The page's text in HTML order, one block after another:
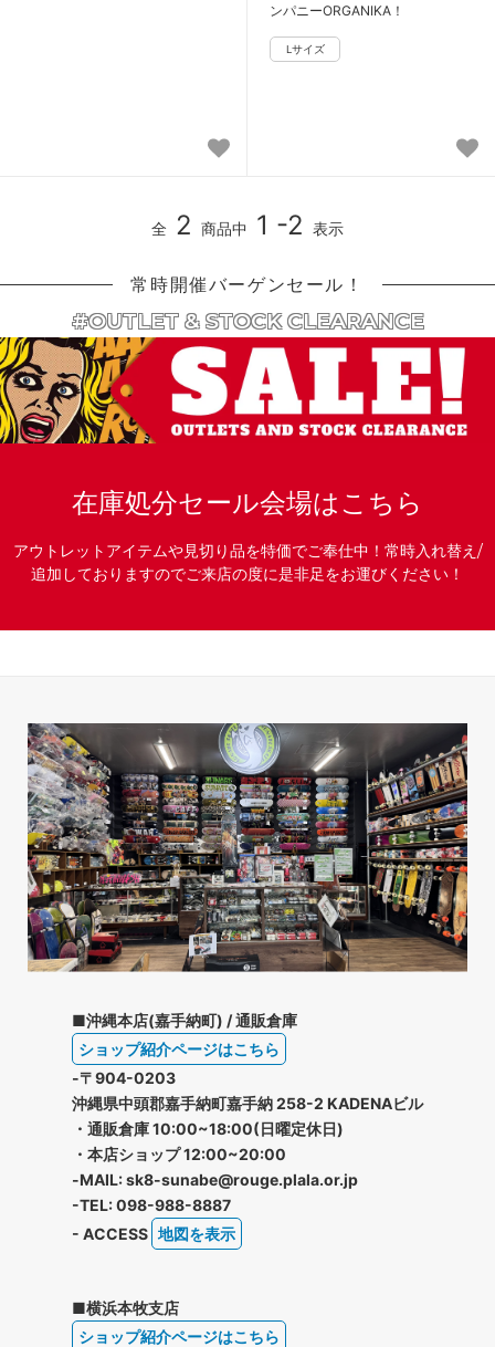
ンパニーORGANIKA！
全 2 商品中 1 -2 表示
常時開催バーゲンセール！
#OUTLET & STOCK CLEARANCE
在庫処分セール会場はこちら
アウトレットアイテムや見切り品を特価でご奉仕中！常時入れ替え/
追加しておりますのでご来店の度に是非足をお運びください！
■沖縄本店(嘉手納町) / 通販倉庫
ショップ紹介ページはこちら
-〒904-0203
沖縄県中頭郡嘉手納町嘉手納 258-2 KADENAビル
・通販倉庫 10:00~18:00(日曜定休日)
・本店ショップ 12:00~20:00
-MAIL: sk8-sunabe@rouge.plala.or.jp
-TEL: 098-988-8887
- ACCESS 地図を表示
■横浜本牧支店
ショップ紹介ページはこちら